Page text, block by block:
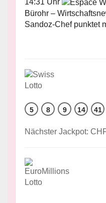
Bürohr –
Sandoz-Chef punktet
5 8 9 14 41
Nächster Jackpot: